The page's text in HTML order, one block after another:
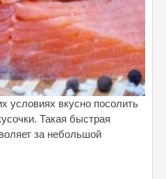
условиях вкусно посолить
Такая быстрая
за небольшой